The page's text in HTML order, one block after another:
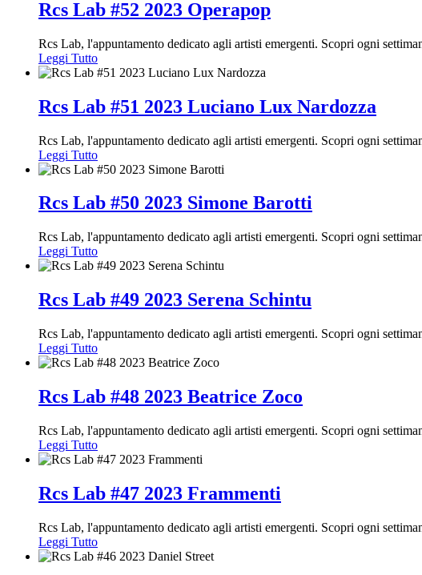
Rcs Lab #52 2023 Operapop
Rcs Lab, l'appuntamento dedicato agli artisti emergenti. Scopri ogni
Leggi Tutto
Rcs Lab #51 2023 Luciano Lux Nardozza
Rcs Lab, l'appuntamento dedicato agli artisti emergenti. Scopri ogni
Leggi Tutto
Rcs Lab #50 2023 Simone Barotti
Rcs Lab, l'appuntamento dedicato agli artisti emergenti. Scopri ogni
Leggi Tutto
Rcs Lab #49 2023 Serena Schintu
Rcs Lab, l'appuntamento dedicato agli artisti emergenti. Scopri ogni
Leggi Tutto
Rcs Lab #48 2023 Beatrice Zoco
Rcs Lab, l'appuntamento dedicato agli artisti emergenti. Scopri ogni
Leggi Tutto
Rcs Lab #47 2023 Frammenti
Rcs Lab, l'appuntamento dedicato agli artisti emergenti. Scopri ogni
Leggi Tutto